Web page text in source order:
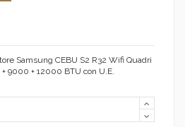
Samsung CEBU S2 R32 Wifi Quadri
9000 + 12000 BTU con U.E.